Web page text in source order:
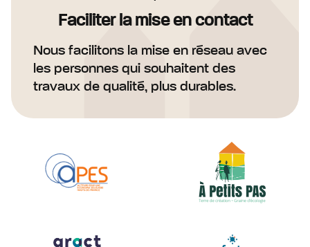
Faciliter la mise en contact
Nous facilitons la mise en réseau avec
les personnes qui souhaitent des
travaux de qualité, plus durables.